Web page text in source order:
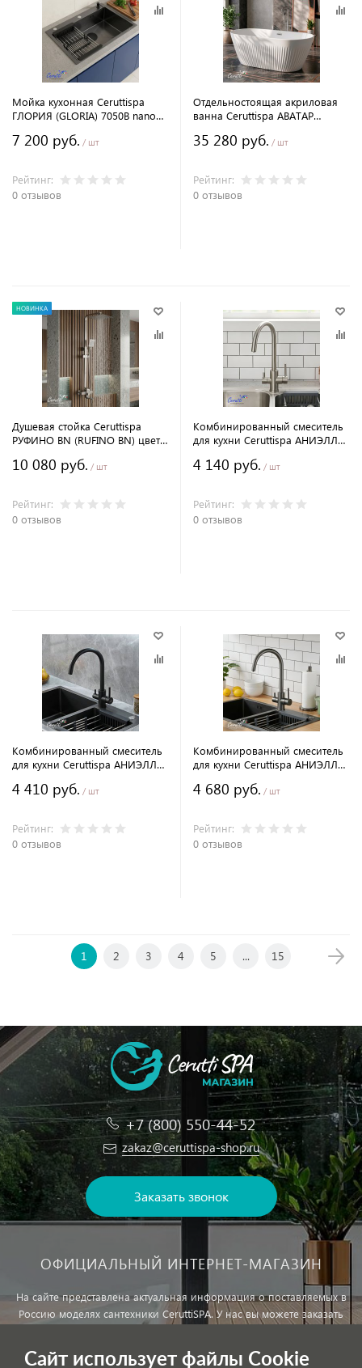
Мойка кухонная Ceruttispa
ГЛОРИЯ (GLORIA) 7050B nano
нержавеющей стали, 70х50х22
7 200 руб. / шт
Рейтинг:
0 отзывов
Отдельностоящая акриловая
ванна Ceruttispa АВАТАР
35 280 руб. / шт
Рейтинг:
0 отзывов
НОВИНКА
Душевая стойка Ceruttispa
РУФИНО BN (RUFINO BN) цвет
10 080 руб. / шт
Рейтинг:
0 отзывов
Комбинированный смеситель
для кухни Ceruttispa АНИЭЛЛО
нержавеющей стали, цвет
4 140 руб. / шт
Рейтинг:
0 отзывов
Комбинированный смеситель
для кухни Ceruttispa АНИЭЛЛО
стали, цвет черный матовый
4 410 руб. / шт
Рейтинг:
0 отзывов
Комбинированный смеситель
для кухни Ceruttispa АНИЭЛЛО
нержавеющей стали, цвет
4 680 руб. / шт
Рейтинг:
0 отзывов
1 2 3 4 5 ... 15
+7 (800) 550-44-52
zakaz@ceruttispa-shop.ru
Заказать звонок
ОФИЦИАЛЬНЫЙ ИНТЕРНЕТ-МАГАЗИН
На сайте представлена актуальная информация о поставляемых в
Россию моделях сантехники CeruttiSPA. У нас вы можете заказать
Сайт использует файлы Cookie